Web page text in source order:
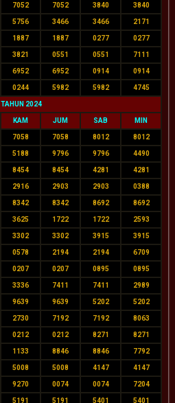
7052 7052 3840 3840
5756 3466 3466 2171
1887 1887 0277 0277
3821 0551 0551 7111
6952 6952 0914 0914
0244 5982 5982 4745
TAHUN 2024
KAM JUM SAB MIN
7058 7058 8012 8012
5188 9796 9796 4490
8454 8454 4281 4281
2916 2903 2903 0388
8342 8342 8692 8692
3625 1722 1722 2593
3302 3302 3915 3915
0578 2194 2194 6709
0207 0207 0895 0895
3336 7411 7411 2989
9639 9639 5202 5202
2730 7192 7192 8063
0212 0212 8271 8271
1133 8846 8846 7792
5008 5008 4147 4147
9270 0074 0074 7204
5191 5191 5401 5401